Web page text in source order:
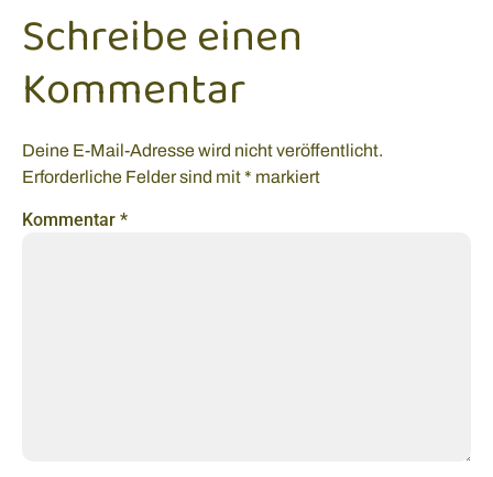
Schreibe einen
Kommentar
Deine E-Mail-Adresse wird nicht veröffentlicht.
Erforderliche Felder sind mit* markiert
Kommentar *